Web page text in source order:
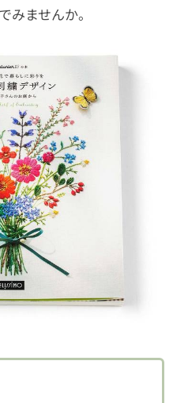
みませんか。